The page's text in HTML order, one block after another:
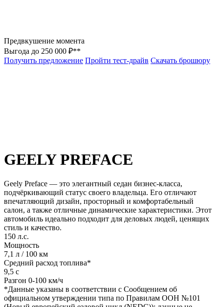
Предвкушение момента
Выгода до 250 000 ₽**
Получить предложение Пройти тест-драйв Скачать брошюру
GEELY PREFACE
Geely Preface — это элегантный седан бизнес-класса,
подчёркивающий статус своего владельца. Его отличают
впечатляющий дизайн, просторный и комфортабельный
салон, а также отличные динамические характеристики. Этот
автомобиль идеально подходит для деловых людей, ценящих
стиль и качество.
150 л.с.
Мощность
7,1 л / 100 км
Средний расход топлива*
9,5 с
Разгон 0-100 км/ч
*Данные указаны в соответствии с Сообщением об
официальном утверждении типа по Правилам ООН №101